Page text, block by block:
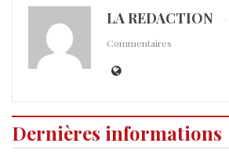
LA REDACTION
Commentaires
Dernières informations